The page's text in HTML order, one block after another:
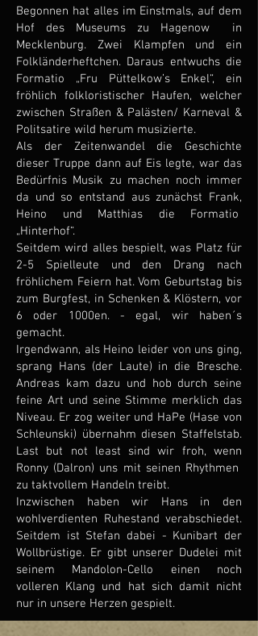
Begonnen hat alles im Einstmals, auf dem
Hof des Museums zu Hagenow in
Mecklenburg. Zwei Klampfen und ein
Folkländerheftchen. Daraus entwuchs die
Formatio „Fru Püttelkow’s Enkel“, ein
fröhlich folkloristischer Haufen, welcher
zwischen Straßen & Palästen/ Karneval &
Politsatire wild herum musizierte.
Als der Zeitenwandel die Geschichte
dieser Truppe dann auf Eis legte, war das
Bedürfnis Musik zu machen noch immer
da und so entstand aus zunächst Frank,
Heino und Matthias die Formatio
„Hinterhof“.
Seitdem wird alles bespielt, was Platz für
2-5 Spielleute und den Drang nach
fröhlichem Feiern hat. Vom Geburtstag bis
zum Burgfest, in Schenken & Klöstern, vor
6 oder 1000en. - egal, wir haben´s
gemacht.
Irgendwann, als Heino leider von uns ging,
sprang Hans (der Laute) in die Bresche.
Andreas kam dazu und hob durch seine
feine Art und seine Stimme merklich das
Niveau. Er zog weiter und HaPe (Hase von
Schleunski) übernahm diesen Staffelstab.
Last but not least sind wir froh, wenn
Ronny (Dalron) uns mit seinen Rhythmen
zu taktvollem Handeln treibt.
Inzwischen haben wir Hans in den
wohlverdienten Ruhestand verabschiedet.
Seitdem ist Stefan dabei - Kunibart der
Wollbrüstige. Er gibt unserer Dudelei mit
seinem Mandolon-Cello einen noch
volleren Klang und hat sich damit nicht
nur in unsere Herzen gespielt.